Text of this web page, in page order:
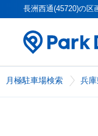
長洲西通(45720)の区
月極駐車場検索 兵庫